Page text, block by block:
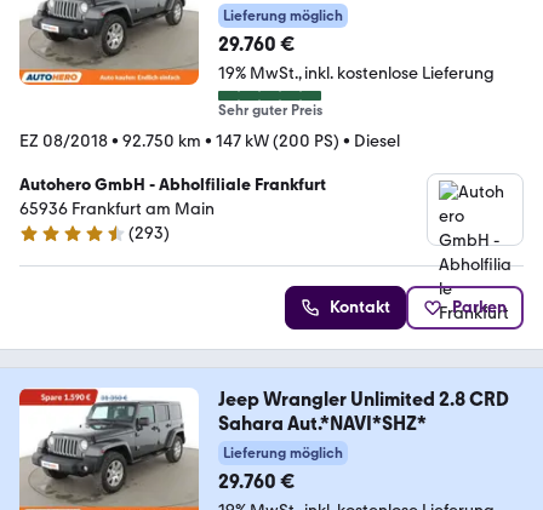
Lieferung möglich
29.760 €
19% MwSt. inkl. kostenlose Lieferung
Sehr guter Preis
EZ 08/2018• 92.750 km • 147 kW (200 PS) • Diesel
Autohero GmbH - Abholfiliale Frankfurt
65936 Frankfurt am Main
4.6 Sterne
(293)
Kontakt Parken
Jeep Wrangler Unlimited 2.8 CRD
Sahara Aut.*NAVI*SHZ*
Lieferung möglich
29.760 €